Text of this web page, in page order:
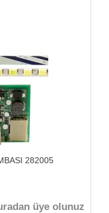
282005
üye olunuz